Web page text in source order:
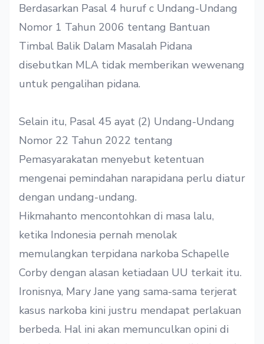
Berdasarkan Pasal 4 huruf c Undang-Undang
Nomor 1 Tahun 2006 tentang Bantuan
Timbal Balik Dalam Masalah Pidana
disebutkan MLA tidak memberikan wewenang
untuk pengalihan pidana.
Selain itu, Pasal 45 ayat (2) Undang-Undang
Nomor 22 Tahun 2022 tentang
Pemasyarakatan menyebut ketentuan
mengenai pemindahan narapidana perlu diatur
dengan undang-undang.
Hikmahanto mencontohkan di masa lalu,
ketika Indonesia pernah menolak
memulangkan terpidana narkoba Schapelle
Corby dengan alasan ketiadaan UU terkait itu.
Ironisnya, Mary Jane yang sama-sama terjerat
kasus narkoba kini justru mendapat perlakuan
berbeda. Hal ini akan memunculkan opini di